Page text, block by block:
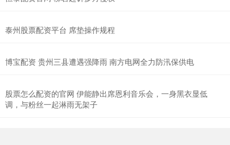
泰州股票配资平台 席垫操作规程
博宝配资 贵州三县遭遇强降雨 南方电网全力防汛保供电
股票怎么配资的官网 伊能静出席恩利音乐会，一身黑衣显低
调，与粉丝一起淋雨无架子